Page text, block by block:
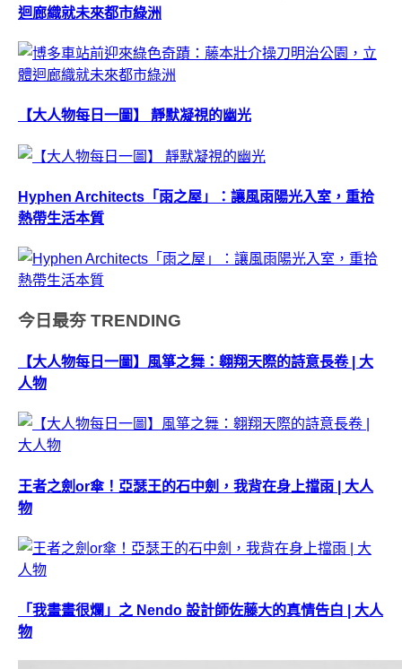
迴廊織就未來都市綠洲
【大人物每日一圖】 靜默凝視的幽光
Hyphen Architects「雨之屋」：讓風雨陽光入室，重拾
熱帶生活本質
今日最夯 TRENDING
【大人物每日一圖】風箏之舞：翱翔天際的詩意長卷 | 大
人物
王者之劍or傘！亞瑟王的石中劍，我背在身上擋雨 | 大人
物
「我畫畫很爛」之 Nendo 設計師佐藤大的真情告白 | 大人
物